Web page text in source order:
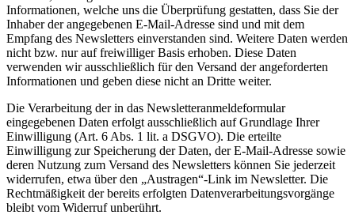
Informationen, welche uns die Überprüfung gestatten, dass Sie der
Inhaber der angegebenen E-Mail-Adresse sind und mit dem
Empfang des Newsletters einverstanden sind. Weitere Daten werden
nicht bzw. nur auf freiwilliger Basis erhoben. Diese Daten
verwenden wir ausschließlich für den Versand der angeforderten
Informationen und geben diese nicht an Dritte weiter.
Die Verarbeitung der in das Newsletteranmeldeformular
eingegebenen Daten erfolgt ausschließlich auf Grundlage Ihrer
Einwilligung (Art. 6 Abs. 1 lit. a DSGVO). Die erteilte
Einwilligung zur Speicherung der Daten, der E-Mail-Adresse sowie
deren Nutzung zum Versand des Newsletters können Sie jederzeit
widerrufen, etwa über den „Austragen“-Link im Newsletter. Die
Rechtmäßigkeit der bereits erfolgten Datenverarbeitungsvorgänge
bleibt vom Widerruf unberührt.